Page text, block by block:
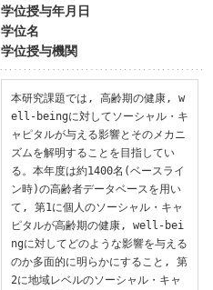
学位授与年月日
学位名
学位授与機関
本研究課題では, 高齢期の健康, w
ell-beingに対してソーシャル・キ
ャピタルが与える影響とそのメカニ
ズムを解明することを目指してい
る。本年度は約1400名(ベースライ
ン時)の高齢者データベースを用い
て, 第1に個人のソーシャル・キャ
ピタルが高齢期の健康, well-bei
ngに対してどのような影響を与える
のか多面的に明らかにすること, 第
2に地域レベルのソーシャル・キャ